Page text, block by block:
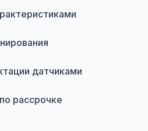
датчиками
рассрочке